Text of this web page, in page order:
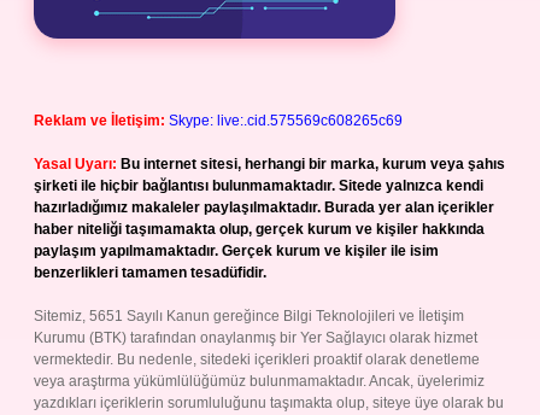
Reklam ve İletişim: Skype: live:.cid.575569c608265c69
Yasal Uyarı: Bu internet sitesi, herhangi bir marka, kurum veya şahıs
şirketi ile hiçbir bağlantısı bulunmamaktadır. Sitede yalnızca kendi
hazırladığımız makaleler paylaşılmaktadır. Burada yer alan içerikler
haber niteliği taşımamakta olup, gerçek kurum ve kişiler hakkında
paylaşım yapılmamaktadır. Gerçek kurum ve kişiler ile isim
benzerlikleri tamamen tesadüfidir.
Sitemiz, 5651 Sayılı Kanun gereğince Bilgi Teknolojileri ve İletişim
Kurumu (BTK) tarafından onaylanmış bir Yer Sağlayıcı olarak hizmet
vermektedir. Bu nedenle, sitedeki içerikleri proaktif olarak denetleme
veya araştırma yükümlülüğümüz bulunmamaktadır. Ancak, üyelerimiz
yazdıkları içeriklerin sorumluluğunu taşımakta olup, siteye üye olarak bu